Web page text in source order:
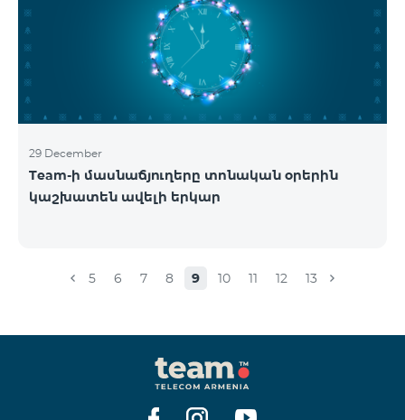
29 December
Team-ի մասնաճյուղերը տոնական օրերին
կաշխատեն ավելի երկար
5 6 7 8 9 10 11 12 13